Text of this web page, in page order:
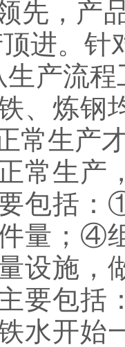
先，产
进。针
流程工
、炼钢
常生产
生产，
包括
量；④
设施，
要包括
水开始